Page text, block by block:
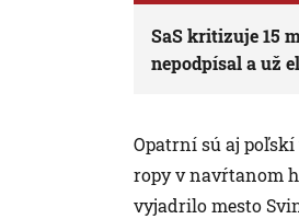
SaS kritizuje 15
nepodpísal a už
Opatrní sú aj
ropy v navŕtanom
vyjadrilo mesto